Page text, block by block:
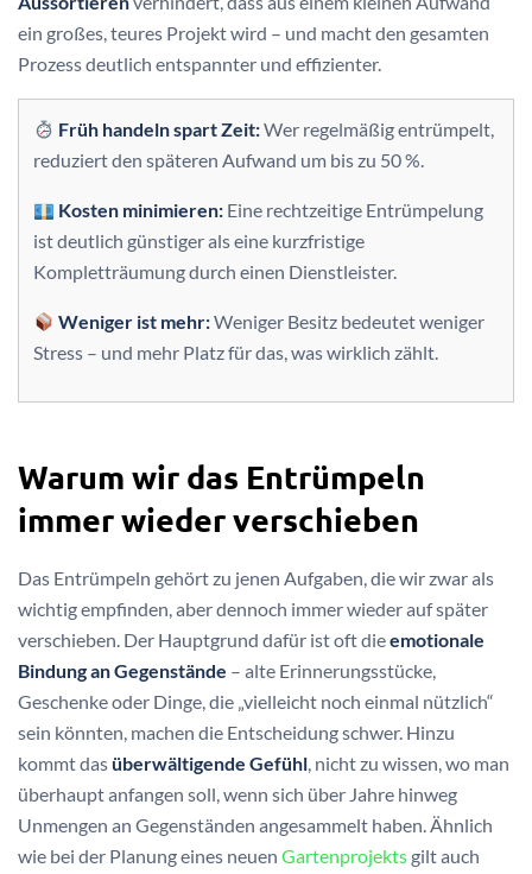
ein großes, teures Projekt wird – und macht den gesamten
Prozess deutlich entspannter und effizienter.
Früh handeln spart Zeit:Wer regelmäßig entrümpelt,
reduziert den späteren Aufwand um bis zu 50 %.
Kosten minimieren: Eine rechtzeitige Entrümpelung
ist deutlich günstiger als eine kurzfristige
Kompletträumung durch einen Dienstleister.
Weniger ist mehr:Weniger Besitz bedeutet weniger
Stress – und mehr Platz für das, was wirklich zählt.
Warum wir das Entrümpeln
immer wieder verschieben
Das Entrümpeln gehört zu jenen Aufgaben, die wir zwar als
wichtig empfinden, aber dennoch immer wieder auf später
verschieben. Der Hauptgrund dafür ist oft dieemotionale
Bindung an Gegenstände – alte Erinnerungsstücke,
Geschenke oder Dinge, die „vielleicht noch einmal nützlich“
sein könnten, machen die Entscheidung schwer. Hinzu
kommt dasüberwältigende Gefühl, nicht zu wissen, wo man
überhaupt anfangen soll, wenn sich über Jahre hinweg
Unmengen an Gegenständen angesammelt haben. Ähnlich
wie bei der Planung eines neuen Gartenprojekts gilt auch